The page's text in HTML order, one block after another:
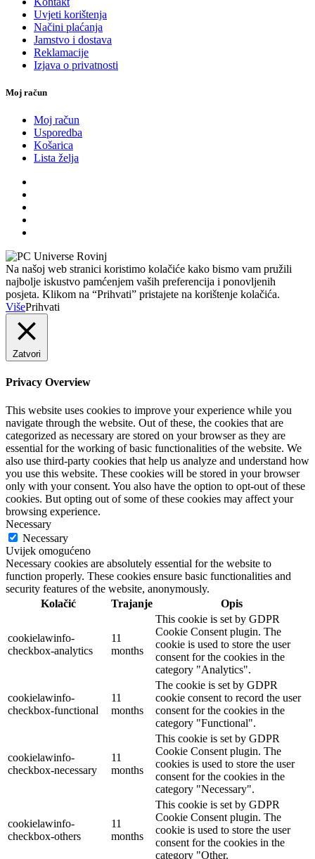
Uvjeti korištenja
Načini plaćanja
Jamstvo i dostava
Reklamacije
Izjava o privatnosti
Moj račun
Moj račun
Usporedba
Košarica
Lista želja
Na našoj web stranici koristimo kolačiće kako bismo vam pružili
najbolje iskustvo pamćenjem vaših preferencija i ponovljenih
posjeta. Klikom na “Prihvati” pristajete na korištenje kolačića.
VišePrihvati
Zatvori
Privacy Overview
This website uses cookies to improve your experience while you
navigate through the website. Out of these, the cookies that are
categorized as necessary are stored on your browser as they are
essential for the working of basic functionalities of the website. We
also use third-party cookies that help us analyze and understand how
you use this website. These cookies will be stored in your browser
only with your consent. You also have the option to opt-out of these
cookies. But opting out of some of these cookies may affect your
browsing experience.
Necessary
Necessary
Uvijek omogućeno
Necessary cookies are absolutely essential for the website to
function properly. These cookies ensure basic functionalities and
security features of the website, anonymously.
Kolačić
Trajanje Opis
cookielawinfo-
checkbox-analytics
11
months
This cookie is set by GDPR
Cookie Consent plugin. The
cookie is used to store the user
consent for the cookies in the
category "Analytics".
cookielawinfo-
checkbox-functional
11
months
The cookie is set by GDPR
cookie consent to record the user
consent for the cookies in the
category "Functional".
cookielawinfo-
checkbox-necessary
11
months
This cookie is set by GDPR
Cookie Consent plugin. The
cookies is used to store the user
consent for the cookies in the
category "Necessary".
cookielawinfo-
checkbox-others
11
months
This cookie is set by GDPR
Cookie Consent plugin. The
cookie is used to store the user
consent for the cookies in the
category "Other.